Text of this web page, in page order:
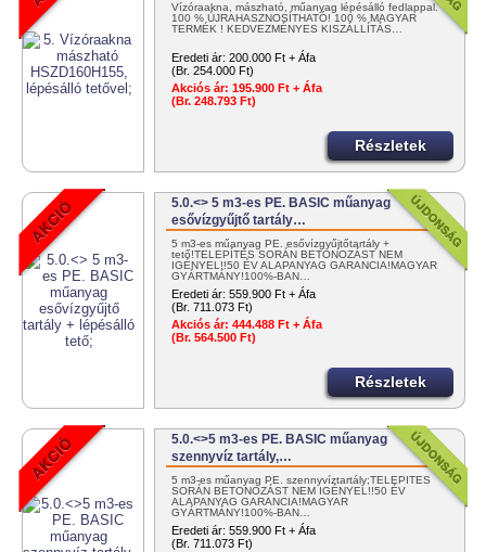
Vízóraakna, mászható, műanyag lépésálló fedlappal.
100 % ÚJRAHASZNOSÍTHATÓ! 100 % MAGYAR
TERMÉK ! KEDVEZMÉNYES KISZÁLLÍTÁS…
Eredeti ár: 200.000 Ft + Áfa
(Br. 254.000 Ft)
Akciós ár: 195.900 Ft + Áfa
(Br. 248.793 Ft)
Részletek
5.0.<> 5 m3-es PE. BASIC műanyag
esővízgyűjtő tartály…
5 m3-es műanyag PE. esővízgyűjtőtartály +
tető!TELEPÍTÉS SORÁN BETONOZÁST NEM
IGÉNYEL!!50 ÉV ALAPANYAG GARANCIA!MAGYAR
GYÁRTMÁNY!100%-BAN…
Eredeti ár: 559.900 Ft + Áfa
(Br. 711.073 Ft)
Akciós ár: 444.488 Ft + Áfa
(Br. 564.500 Ft)
Részletek
5.0.<>5 m3-es PE. BASIC műanyag
szennyvíz tartály,…
5 m3-es műanyag PE. szennyvíztartály;TELEPÍTÉS
SORÁN BETONOZÁST NEM IGÉNYEL!!50 ÉV
ALAPANYAG GARANCIA!MAGYAR
GYÁRTMÁNY!100%-BAN…
Eredeti ár: 559.900 Ft + Áfa
(Br. 711.073 Ft)